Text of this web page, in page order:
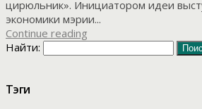
цирюльник». Инициатором идеи
экономики мэрии...
Continue reading
Найти:
Тэги